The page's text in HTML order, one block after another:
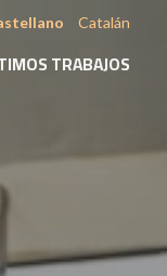
Catalán
TRABAJOS